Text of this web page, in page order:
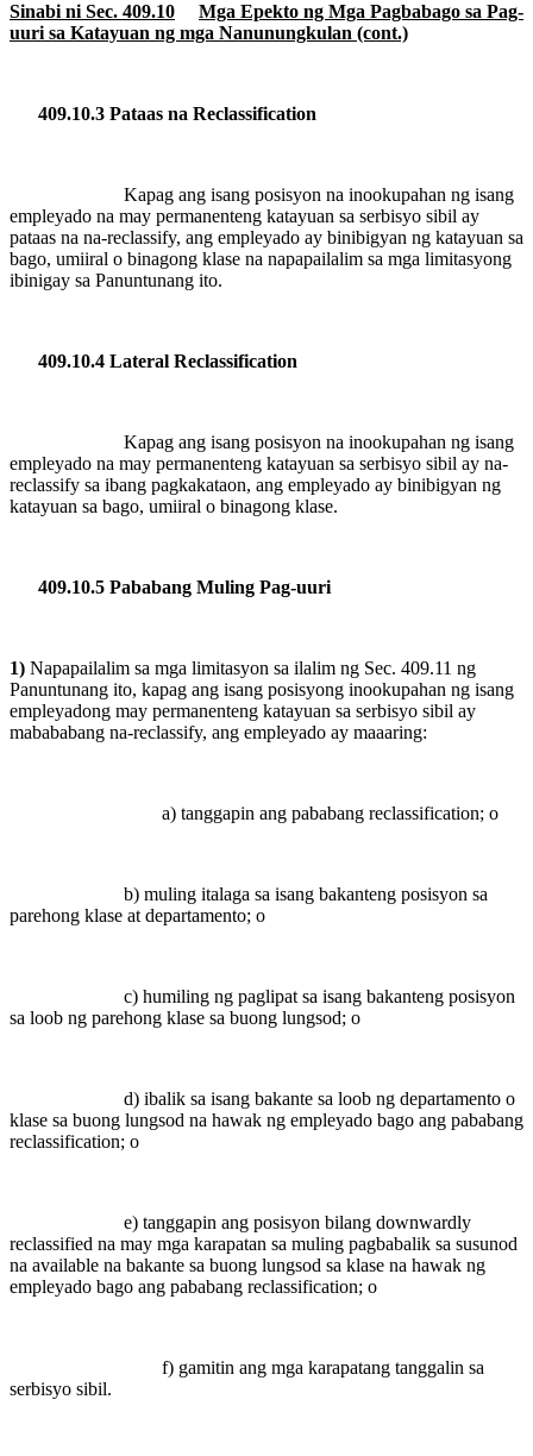
Sinabi ni Sec. 409.10
Mga Epekto ng Mga Pagbabago sa Pag-
uuri sa Katayuan ng mga Nanunungkulan (cont.)
409.10.3 Pataas na Reclassification
Kapag ang isang posisyon na inookupahan ng isang
empleyado na may permanenteng katayuan sa serbisyo sibil ay
pataas na na-reclassify, ang empleyado ay binibigyan ng katayuan sa
bago, umiiral o binagong klase na napapailalim sa mga limitasyong
ibinigay sa Panuntunang ito.
409.10.4 Lateral Reclassification
Kapag ang isang posisyon na inookupahan ng isang
empleyado na may permanenteng katayuan sa serbisyo sibil ay na-
reclassify sa ibang pagkakataon, ang empleyado ay binibigyan ng
katayuan sa bago, umiiral o binagong klase.
409.10.5 Pababang Muling Pag-uuri
1) Napapailalim sa mga limitasyon sa ilalim ng Sec. 409.11 ng
Panuntunang ito, kapag ang isang posisyong inookupahan ng isang
empleyadong may permanenteng katayuan sa serbisyo sibil ay
mabababang na-reclassify, ang empleyado ay maaaring:
a) tanggapin ang pababang reclassification; o
b) muling italaga sa isang bakanteng posisyon sa
parehong klase at departamento; o
c) humiling ng paglipat sa isang bakanteng posisyon
sa loob ng parehong klase sa buong lungsod; o
d) ibalik sa isang bakante sa loob ng departamento o
klase sa buong lungsod na hawak ng empleyado bago ang pababang
reclassification; o
e) tanggapin ang posisyon bilang downwardly
reclassified na may mga karapatan sa muling pagbabalik sa susunod
na available na bakante sa buong lungsod sa klase na hawak ng
empleyado bago ang pababang reclassification; o
f) gamitin ang mga karapatang tanggalin sa
serbisyo sibil.